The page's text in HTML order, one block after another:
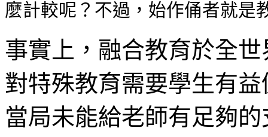
麼計較呢？不過，始作俑者就是
事實上，融合教育於全
對特殊教育需要學生有
當局未能給老師有足夠